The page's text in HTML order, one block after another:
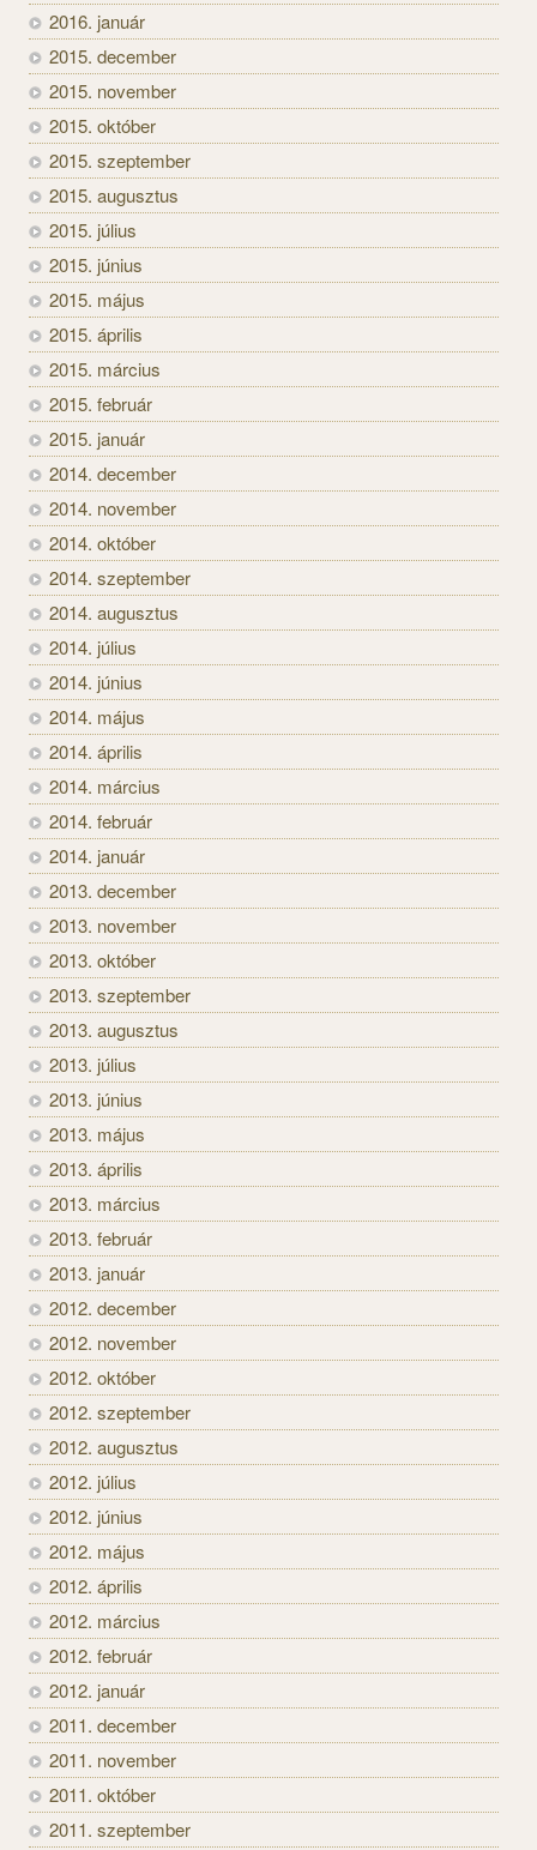
2016. január
2015. december
2015. november
2015. október
2015. szeptember
2015. augusztus
2015. július
2015. június
2015. május
2015. április
2015. március
2015. február
2015. január
2014. december
2014. november
2014. október
2014. szeptember
2014. augusztus
2014. július
2014. június
2014. május
2014. április
2014. március
2014. február
2014. január
2013. december
2013. november
2013. október
2013. szeptember
2013. augusztus
2013. július
2013. június
2013. május
2013. április
2013. március
2013. február
2013. január
2012. december
2012. november
2012. október
2012. szeptember
2012. augusztus
2012. július
2012. június
2012. május
2012. április
2012. március
2012. február
2012. január
2011. december
2011. november
2011. október
2011. szeptember